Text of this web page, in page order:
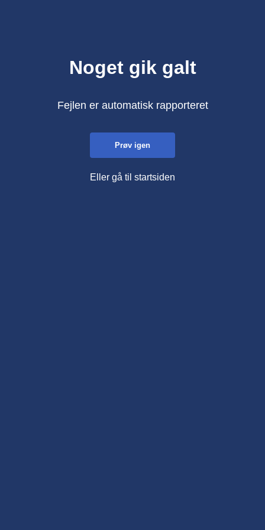
Noget gik galt
Fejlen er automatisk rapporteret
Prøv igen
Eller gå til startsiden